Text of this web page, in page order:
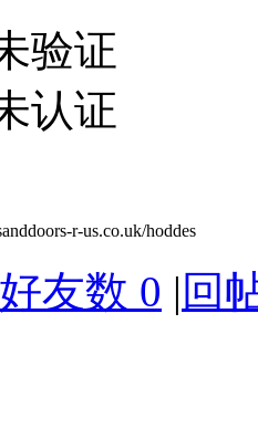
验证
认证
r-us.co.uk/hoddes
好友数 0 | 回